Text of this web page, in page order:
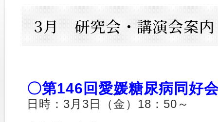
3月 研究会・講演会案内
〇第146回愛媛糖尿病同好
日時：3月3日（金）18：50～